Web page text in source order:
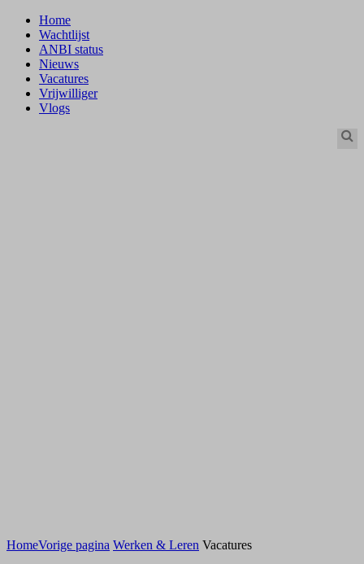
Home
Wachtlijst
ANBI status
Nieuws
Vacatures
Vrijwilliger
Vlogs
HomeVorige pagina Werken & Leren Vacatures